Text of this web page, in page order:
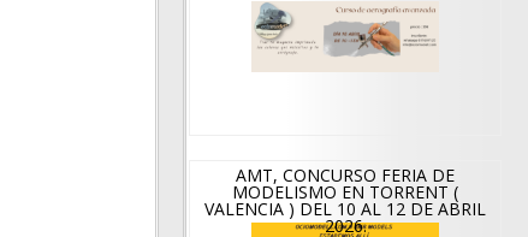
AMT, CONCURSO FERIA DE
MODELISMO EN TORRENT (
VALENCIA ) DEL 10 AL 12 DE ABRIL
2026.